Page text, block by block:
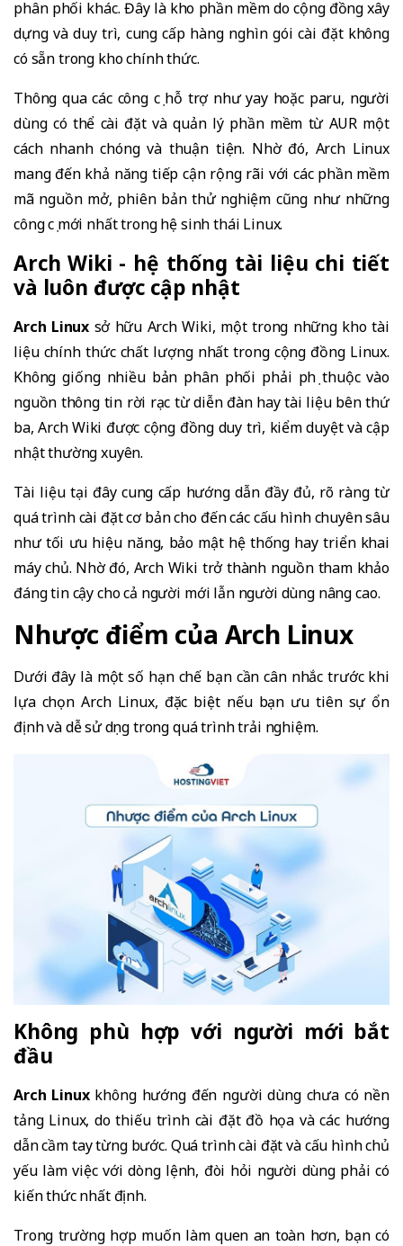
phân phối khác. Đây là kho phần mềm do cộng đồng xây
dựng và duy trì, cung cấp hàng nghìn gói cài đặt không
có sẵn trong kho chính thức.
Thông qua các công cụ hỗ trợ như yay hoặc paru, người
dùng có thể cài đặt và quản lý phần mềm từ AUR một
cách nhanh chóng và thuận tiện. Nhờ đó, Arch Linux
mang đến khả năng tiếp cận rộng rãi với các phần mềm
mã nguồn mở, phiên bản thử nghiệm cũng như những
công cụ mới nhất trong hệ sinh thái Linux.
Arch Wiki - hệ thống tài liệu chi tiết
và luôn được cập nhật
Arch Linux sở hữu Arch Wiki, một trong những kho tài
liệu chính thức chất lượng nhất trong cộng đồng Linux.
Không giống nhiều bản phân phối phải phụ thuộc vào
nguồn thông tin rời rạc từ diễn đàn hay tài liệu bên thứ
ba, Arch Wiki được cộng đồng duy trì, kiểm duyệt và cập
nhật thường xuyên.
Tài liệu tại đây cung cấp hướng dẫn đầy đủ, rõ ràng từ
quá trình cài đặt cơ bản cho đến các cấu hình chuyên sâu
như tối ưu hiệu năng, bảo mật hệ thống hay triển khai
máy chủ. Nhờ đó, Arch Wiki trở thành nguồn tham khảo
đáng tin cậy cho cả người mới lẫn người dùng nâng cao.
Nhược điểm của Arch Linux
Dưới đây là một số hạn chế bạn cần cân nhắc trước khi
lựa chọn Arch Linux, đặc biệt nếu bạn ưu tiên sự ổn
định và dễ sử dụng trong quá trình trải nghiệm.
Không phù hợp với người mới bắt
đầu
Arch Linuxkhông hướng đến người dùng chưa có nền
tảng Linux, do thiếu trình cài đặt đồ họa và các hướng
dẫn cầm tay từng bước. Quá trình cài đặt và cấu hình chủ
yếu làm việc với dòng lệnh, đòi hỏi người dùng phải có
kiến thức nhất định.
Trong trường hợp muốn làm quen an toàn hơn, bạn có